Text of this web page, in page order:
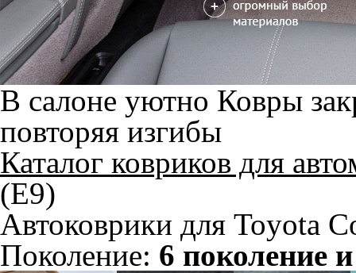
В салоне уютно Ковры
повторяя изгибы
Каталог ковриков для
(E9)
Автоковрики для Toyota
Поколение: 6 поколение